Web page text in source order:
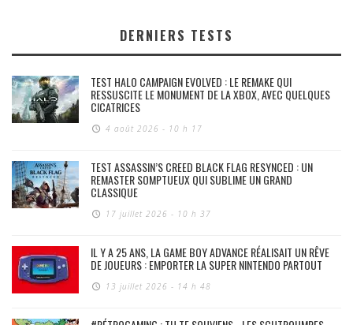
DERNIERS TESTS
TEST HALO CAMPAIGN EVOLVED : LE REMAKE QUI
RESSUSCITE LE MONUMENT DE LA XBOX, AVEC QUELQUES
CICATRICES
4 août 2026 - 10 h 17
TEST ASSASSIN’S CREED BLACK FLAG RESYNCED : UN
REMASTER SOMPTUEUX QUI SUBLIME UN GRAND
CLASSIQUE
17 juillet 2026 - 10 h 37
IL Y A 25 ANS, LA GAME BOY ADVANCE RÉALISAIT UN RÊVE
DE JOUEURS : EMPORTER LA SUPER NINTENDO PARTOUT
13 juillet 2026 - 14 h 48